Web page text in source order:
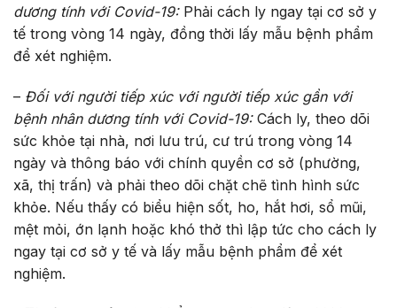
dương tính với Covid-19:Phải cách ly ngay tại cơ sở y
tế trong vòng 14 ngày, đồng thời lấy mẫu bệnh phẩm
để xét nghiệm.
– Đối với người tiếp xúc với người tiếp xúc gần với
bệnh nhân dương tính với Covid-19:Cách ly, theo dõi
sức khỏe tại nhà, nơi lưu trú, cư trú trong vòng 14
ngày và thông báo với chính quyền cơ sở (phường,
xã, thị trấn) và phải theo dõi chặt chẽ tình hình sức
khỏe. Nếu thấy có biểu hiện sốt, ho, hắt hơi, sổ mũi,
mệt mỏi, ớn lạnh hoặc khó thở thì lập tức cho cách ly
ngay tại cơ sở y tế và lấy mẫu bệnh phẩm để xét
nghiệm.